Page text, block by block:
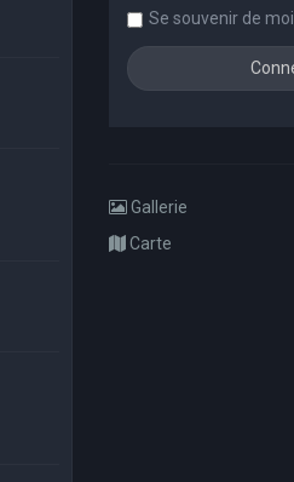
Se souvenir de moi
Gallerie
Carte